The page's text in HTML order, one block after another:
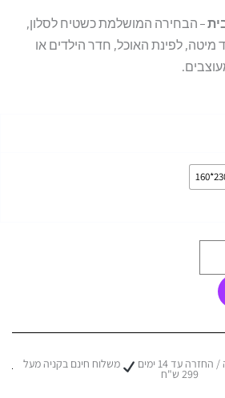
– הבחירה המושלמת כשטיח לסלון,
מיטה, לפינת האוכל, חדר הילדים או
עד 14 ימים משלוח חינם בקניה מעל
299 ש"ח